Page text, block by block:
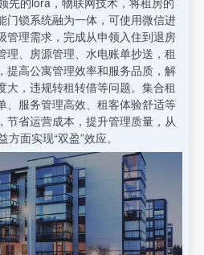
门锁系统融为一体，可使用微信进
管理需求，完成从申领入住到退房
理、房源管理、水电账单抄送，租
提高公寓管理效率和服务品质，解
大，违规转租转借等问题。集合租
、服务管理高效、租客体验舒适等
节省运营成本，提升管理质量，从
面实现“双盈”效应。